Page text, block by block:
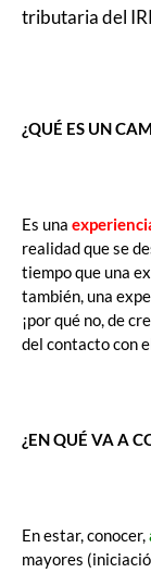
tributaria del
¿QUÉ ES UN
Es una
realidad que se
tiempo que una
también, una
¡por qué no, de
del contacto con
¿EN QUÉ VA A
En estar, conocer,
mayores